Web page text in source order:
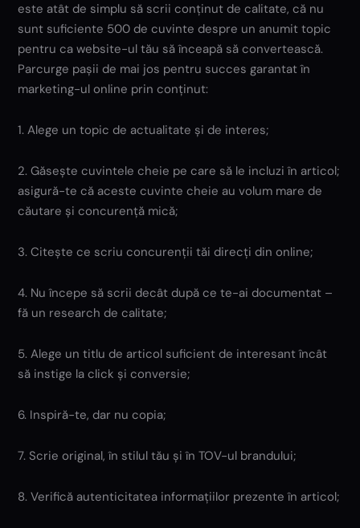
este atât de simplu să scrii conținut de calitate, că nu
sunt suficiente 500 de cuvinte despre un anumit topic
pentru ca website-ul tău să înceapă să convertească.
Parcurge pașii de mai jos pentru succes garantat în
marketing-ul online prin conținut:
1. Alege un topic de actualitate și de interes;
2. Găsește cuvintele cheie pe care să le incluzi în articol;
asigură-te că aceste cuvinte cheie au volum mare de
căutare și concurență mică;
3. Citește ce scriu concurenții tăi direcți din online;
4. Nu începe să scrii decât după ce te-ai documentat –
fă un research de calitate;
5. Alege un titlu de articol suficient de interesant încât
să instige la click și conversie;
6. Inspiră-te, dar nu copia;
7. Scrie original, în stilul tău și în TOV-ul brandului;
8. Verifică autenticitatea informațiilor prezente în articol;